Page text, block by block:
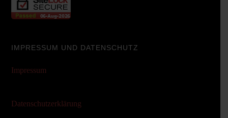
IMPRESSUM UND DATENSCHUTZ
Impressum
Datenschutzerklärung